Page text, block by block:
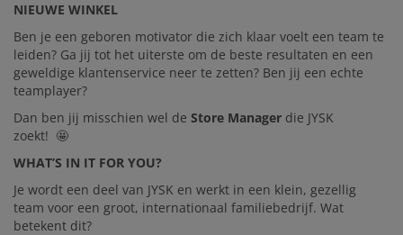
NIEUWE WINKEL
Ben je een geboren motivator die zich klaar voelt een team te
leiden? Ga jij tot het uiterste om de beste resultaten en een
geweldige klantenservice neer te zetten? Ben jij een echte
teamplayer?
Dan ben jij misschien wel de Store Manager die JYSK
zoekt! 🤩
WHAT’S IN IT FOR YOU?
Je wordt een deel van JYSK en werkt in een klein, gezellig
team voor een groot, internationaal familiebedrijf. Wat
betekent dit?